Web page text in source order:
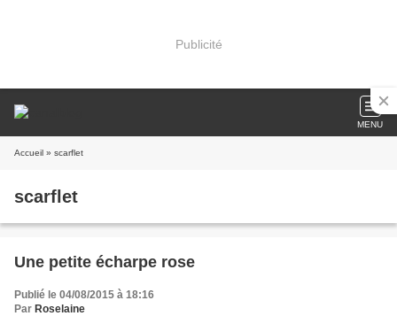
Publicité
MENU
Accueil » scarflet
scarflet
Une petite écharpe rose
Publié le 04/08/2015 à 18:16
Par Roselaine